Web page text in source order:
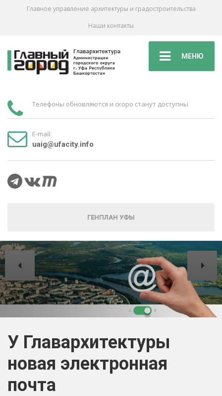
Главное управление архитектуры и градостроительства
Наши контакты
МЕНЮ
Телефоны обновляются и скоро станут доступны
E-mail:
uaig@ufacity.info
ГЕНПЛАН УФЫ
У Главархитектуры
новая электронная
почта